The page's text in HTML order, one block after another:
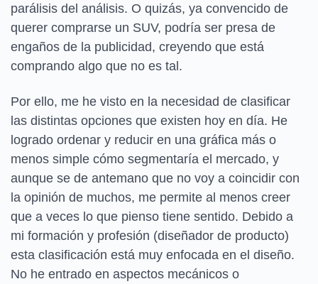
parálisis del análisis. O quizás, ya convencido de
querer comprarse un SUV, podría ser presa de
engaños de la publicidad, creyendo que está
comprando algo que no es tal.
Por ello, me he visto en la necesidad de clasificar
las distintas opciones que existen hoy en día. He
logrado ordenar y reducir en una gráfica más o
menos simple cómo segmentaría el mercado, y
aunque se de antemano que no voy a coincidir con
la opinión de muchos, me permite al menos creer
que a veces lo que pienso tiene sentido. Debido a
mi formación y profesión (diseñador de producto)
esta clasificación está muy enfocada en el diseño.
No he entrado en aspectos mecánicos o